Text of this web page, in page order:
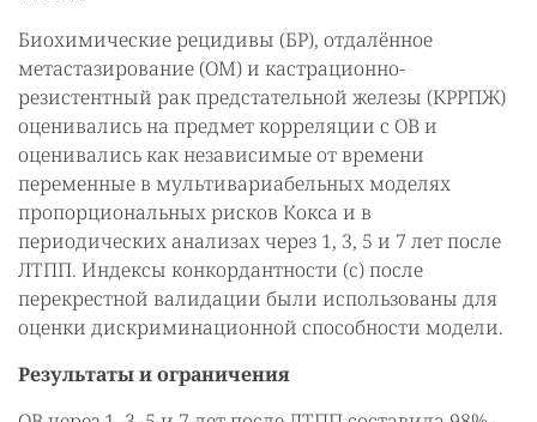
Биохимические рецидивы (БР), отдалённое
метастазирование (ОМ) и кастрационно-
резистентный рак предстательной железы (КРРПЖ)
оценивались на предмет корреляции с ОВ и
оценивались как независимые от времени
переменные в мультивариабельных моделях
пропорциональных рисков Кокса и в
периодических анализах через 1, 3, 5 и 7 лет после
ЛТПП. Индексы конкордантности (c) после
перекрестной валидации были использованы для
оценки дискриминационной способности модели.
Результаты и ограничения